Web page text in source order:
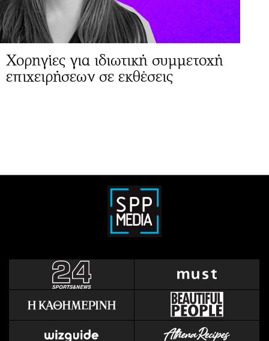
Χορηγίες για ιδιωτική συμμετοχή
επιχειρήσεων σε εκθέσεις